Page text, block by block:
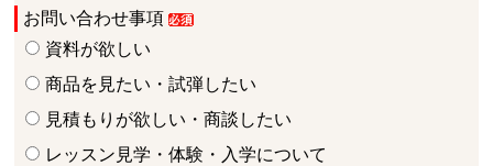
お問い合わせ事項
資料が欲しい
商品を見たい・試弾したい
見積もりが欲しい・商談したい
レッスン見学・体験・入学について